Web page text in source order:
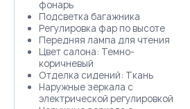
фонарь
Подсветка багажника
Регулировка фар по высоте
Передняя лампа для чтения
Цвет салона: Темно-
коричневый
Отделка сидений: Ткань
Наружные зеркала с
электрической регулировкой